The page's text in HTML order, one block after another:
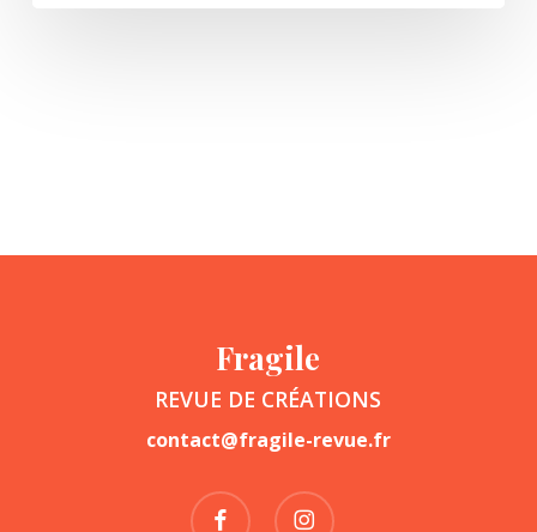
Fragile
REVUE DE CRÉATIONS
contact@fragile-revue.fr
facebook instagram